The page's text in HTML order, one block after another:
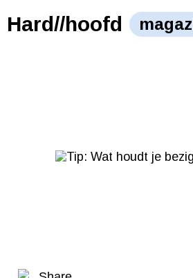
Hard//hoofd